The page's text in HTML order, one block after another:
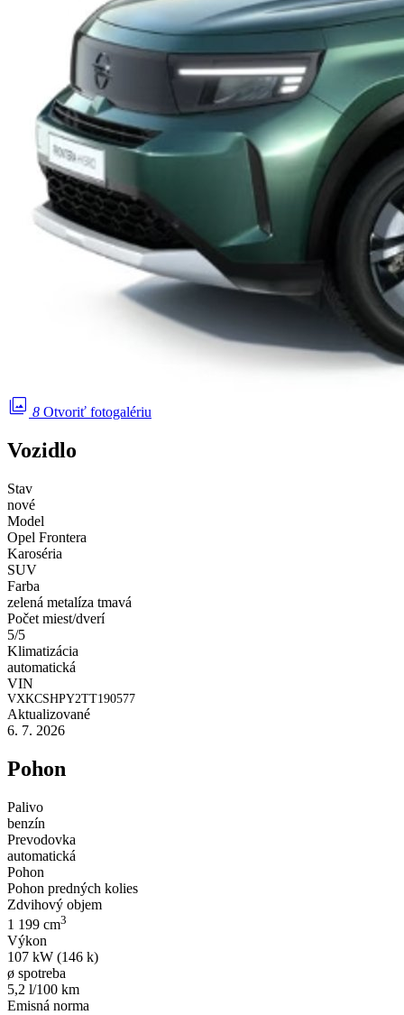
photo_library 8 Otvoriť fotogalériu
Vozidlo
Stav
nové
Model
Opel Frontera
Karoséria
SUV
Farba
zelená metalíza tmavá
Počet miest/dverí
5/5
Klimatizácia
automatická
VIN
VXKCSHPY2TT190577
Aktualizované
6. 7. 2026
Pohon
Palivo
benzín
Prevodovka
automatická
Pohon
Pohon predných kolies
Zdvihový objem
1 199 cm3
Výkon
107 kW (146 k)
ø spotreba
5,2 l/100 km
Emisná norma